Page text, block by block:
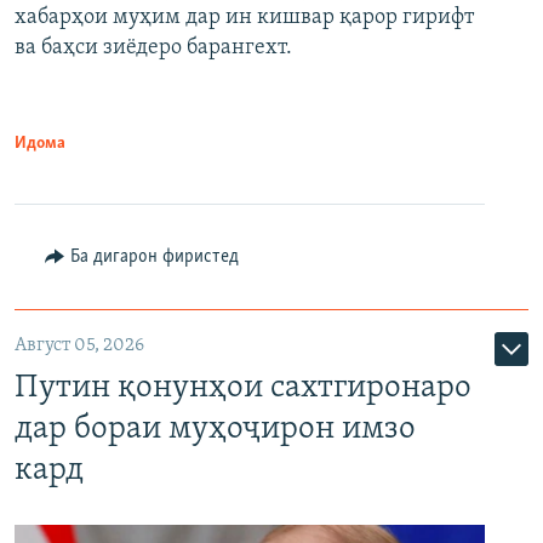
720p 1080p
хабарҳои муҳим дар ин кишвар қарор гирифт
ва баҳси зиёдеро барангехт.
Идома
Ба дигарон фиристед
Август 05, 2026
Путин қонунҳои сахтгиронаро
дар бораи муҳоҷирон имзо
кард